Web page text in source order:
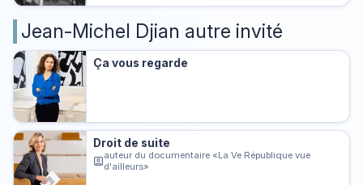
Jean-Michel Djian autre invité
Ça vous regarde
Droit de suite
auteur du documentaire «La Ve République vue
d'ailleurs»